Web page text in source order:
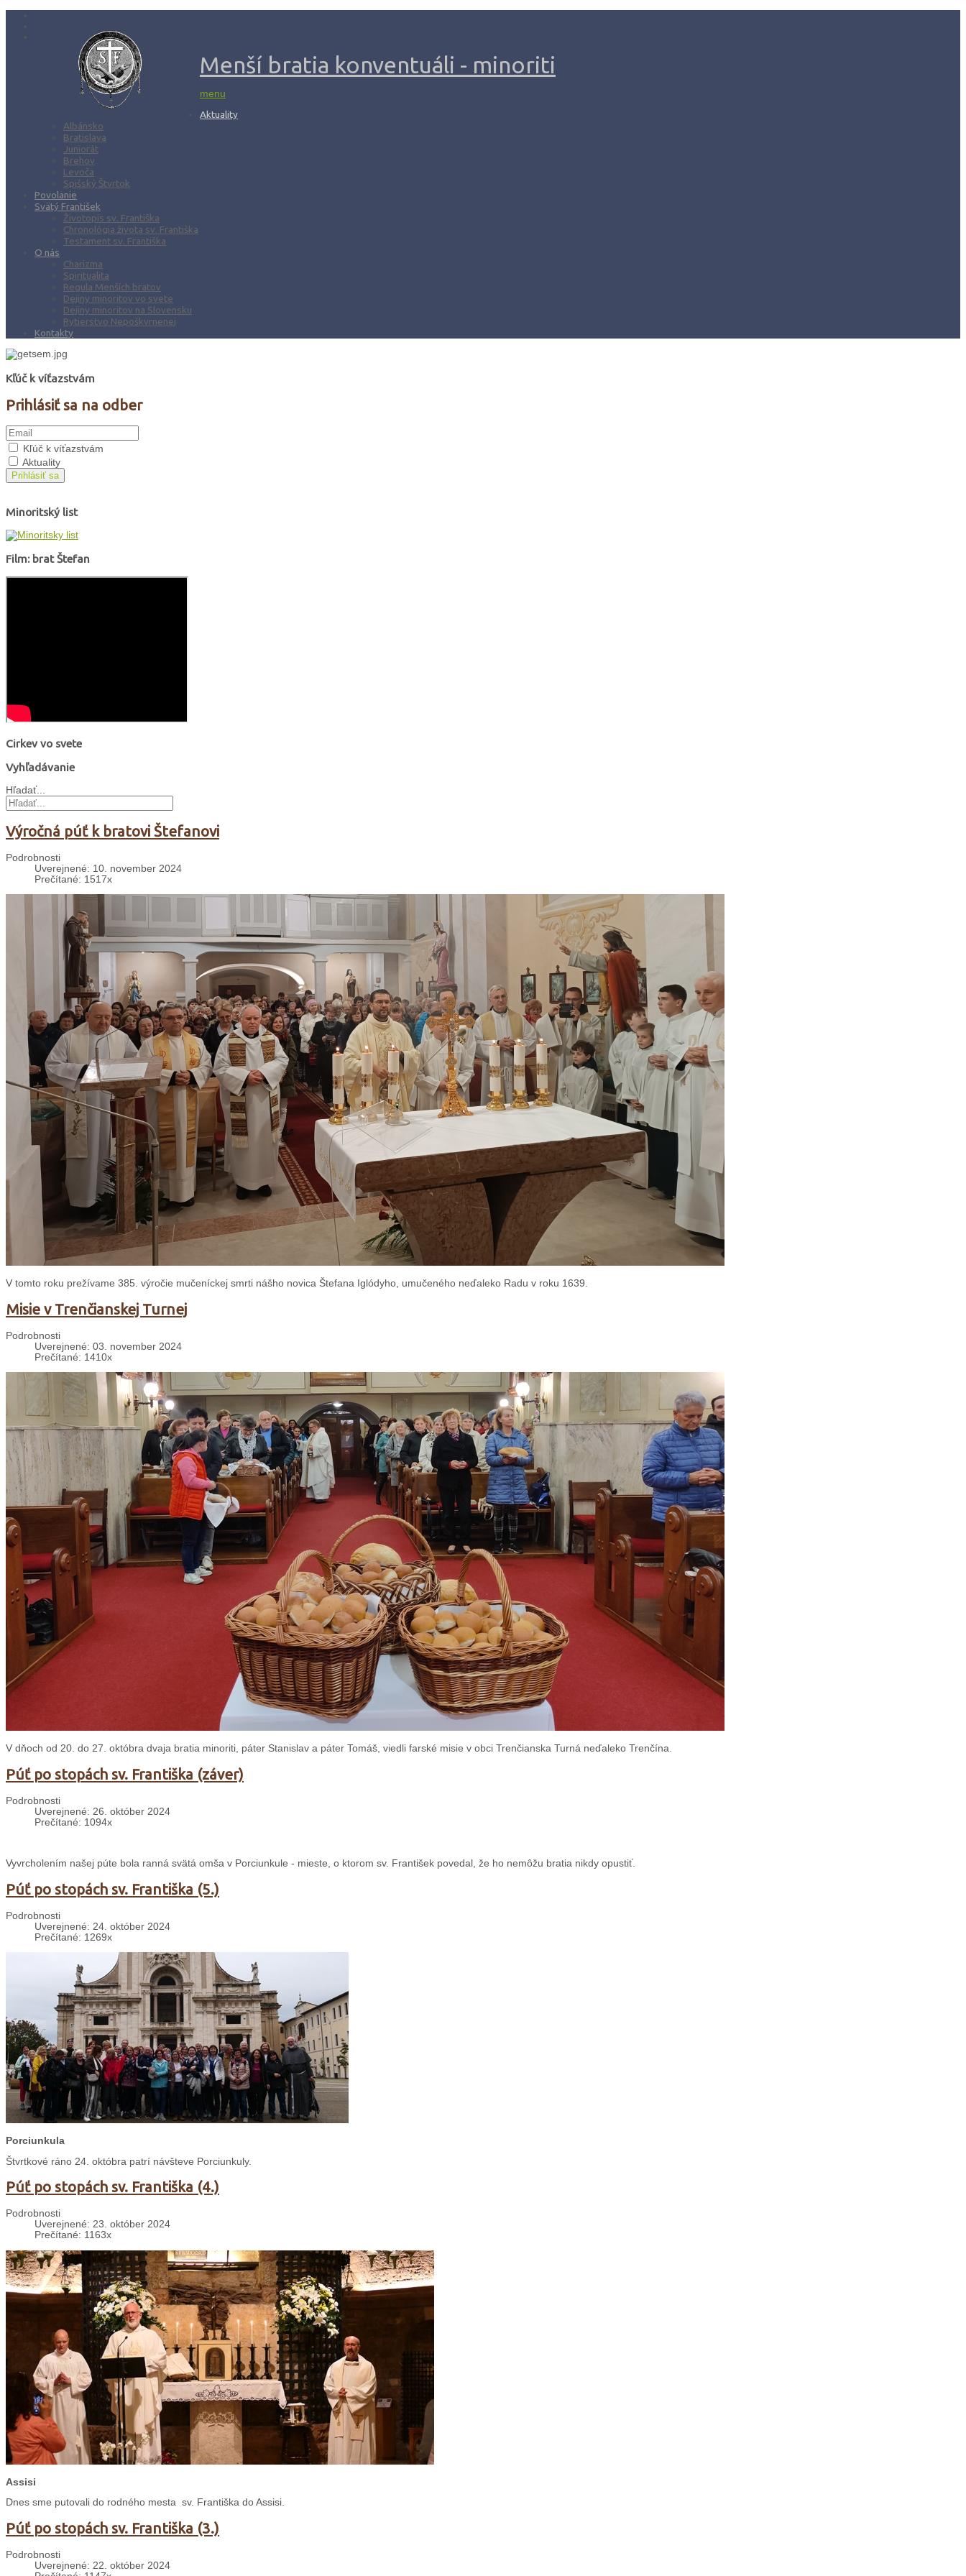
Menší bratia konventuáli - minoriti
menu
Aktuality
Albánsko
Bratislava
Juniorát
Brehov
Levoča
Spišský Štvrtok
Povolanie
Svätý František
Životopis sv. Františka
Chronológia života sv. Františka
Testament sv. Františka
O nás
Charizma
Spiritualita
Regula Menších bratov
Dejiny minoritov vo svete
Dejiny minoritov na Slovensku
Rytierstvo Nepoškvrnenej
Kontakty
Kľúč k víťazstvám
Prihlásiť sa na odber
Kľúč k víťazstvám
Aktuality
Prihlásiť sa
Minoritský list
Film: brat Štefan
Cirkev vo svete
Vyhľadávanie
Hľadať...
Výročná púť k bratovi Štefanovi
Podrobnosti
Uverejnené: 10. november 2024
Prečítané: 1517x
V tomto roku prežívame 385. výročie mučeníckej smrti nášho novica Štefana Iglódyho, umučeného neďaleko Radu v roku 1639.
Misie v Trenčianskej Turnej
Podrobnosti
Uverejnené: 03. november 2024
Prečítané: 1410x
V dňoch od 20. do 27. októbra dvaja bratia minoriti, páter Stanislav a páter Tomáš, viedli farské misie v obci Trenčianska Turná neďaleko Trenčína.
Púť po stopách sv. Františka (záver)
Podrobnosti
Uverejnené: 26. október 2024
Prečítané: 1094x
Vyvrcholením našej púte bola ranná svätá omša v Porciunkule - mieste, o ktorom sv. František povedal, že ho nemôžu bratia nikdy opustiť.
Púť po stopách sv. Františka (5.)
Podrobnosti
Uverejnené: 24. október 2024
Prečítané: 1269x
Porciunkula
Štvrtkové ráno 24. októbra patrí návšteve Porciunkuly.
Púť po stopách sv. Františka (4.)
Podrobnosti
Uverejnené: 23. október 2024
Prečítané: 1163x
Assisi
Dnes sme putovali do rodného mesta sv. Františka do Assisi.
Púť po stopách sv. Františka (3.)
Podrobnosti
Uverejnené: 22. október 2024